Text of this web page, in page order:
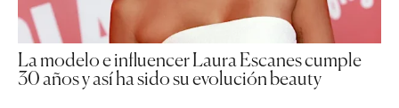
La modelo e influencer Laura Escanes cumple
30 años y así ha sido su evolución beauty